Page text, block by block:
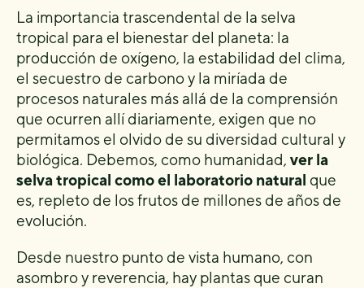
La importancia trascendental de la selva
tropical para el bienestar del planeta: la
producción de oxígeno, la estabilidad del clima,
el secuestro de carbono y la miríada de
procesos naturales más allá de la comprensión
que ocurren allí diariamente, exigen que no
permitamos el olvido de su diversidad cultural y
biológica. Debemos, como humanidad, ver la
selva tropical como el laboratorio natural que
es, repleto de los frutos de millones de años de
evolución.
Desde nuestro punto de vista humano, con
asombro y reverencia, hay plantas que curan